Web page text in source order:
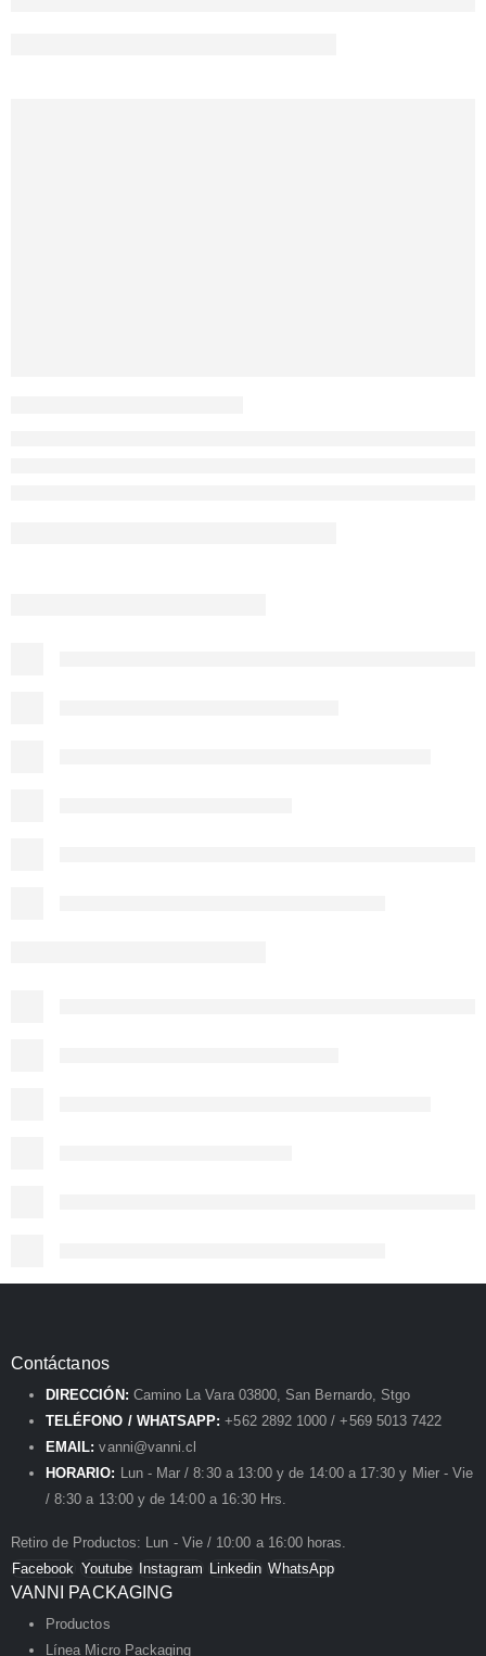
Contáctanos
DIRECCIÓN: Camino La Vara 03800, San Bernardo, Stgo
TELÉFONO / WHATSAPP: +562 2892 1000 / +569 5013 7422
EMAIL: vanni@vanni.cl
HORARIO: Lun - Mar / 8:30 a 13:00 y de 14:00 a 17:30 y Mier - Vie
/ 8:30 a 13:00 y de 14:00 a 16:30 Hrs.
Retiro de Productos: Lun - Vie / 10:00 a 16:00 horas.
Facebook Youtube Instagram Linkedin WhatsApp
VANNI PACKAGING
Productos
Línea Micro Packaging